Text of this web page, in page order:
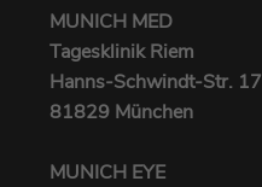
MUNICH MED
Tagesklinik Riem
Hanns-Schwindt-Str. 17
81829 München
MUNICH EYE